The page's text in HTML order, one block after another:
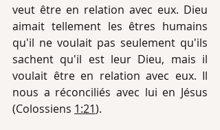
veut être en relation avec eux. Dieu
aimait tellement les êtres humains
qu'il ne voulait pas seulement qu'ils
sachent qu'il est leur Dieu, mais il
voulait être en relation avec eux. Il
nous a réconciliés avec lui en Jésus
(Colossiens 1:21).